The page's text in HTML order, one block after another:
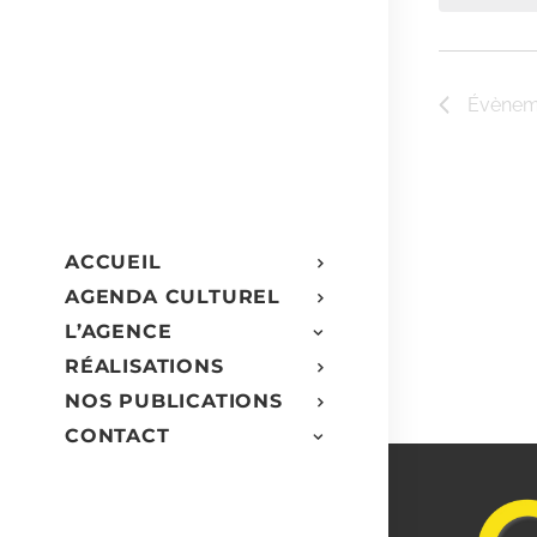
ACCUEIL
AGENDA CULTUREL
L’AGENCE
RÉALISATIONS
NOS PUBLICATIONS
CONTACT